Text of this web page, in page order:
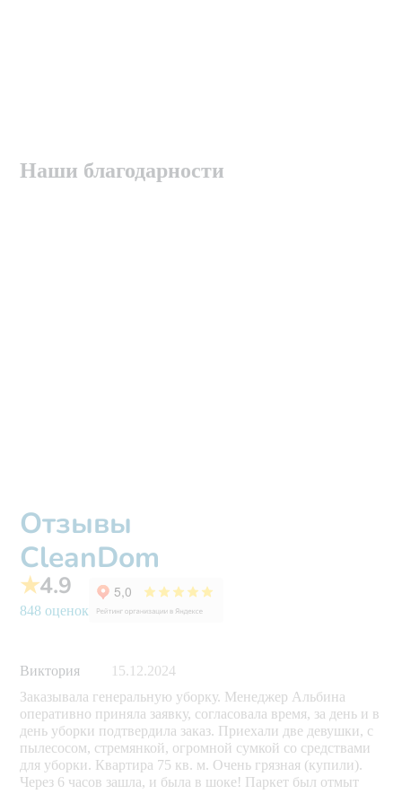
Наши благодарности
Отзывы
CleanDom
★4.9
848 оценок
Виктория
15.12.2024
Заказывала генеральную уборку. Менеджер Альбина
оперативно приняла заявку, согласовала время, за день и в
день уборки подтвердила заказ. Приехали две девушки, с
пылесосом, стремянкой, огромной сумкой со средствами
для уборки. Квартира 75 кв. м. Очень грязная (купили).
Через 6 часов зашла, и была в шоке! Паркет был отмыт